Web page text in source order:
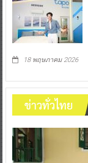
18 พฤษภาคม 2026
ข่าวทั่วไทย